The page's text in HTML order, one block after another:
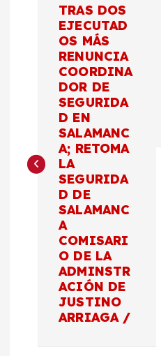
a
TRAS DOS
EJECUTAD
OS MÁS
RENUNCIA
COORDINA
DOR DE
SEGURIDA
D EN
SALAMANC
A; RETOMA
LA
SEGURIDA
D DE
SALAMANC
A
COMISARI
O DE LA
ADMINSTR
ACIÓN DE
JUSTINO
ARRIAGA /